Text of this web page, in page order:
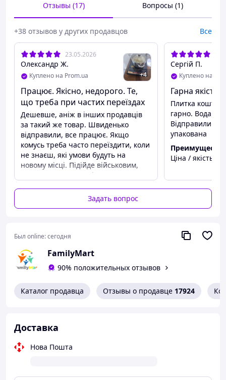
Отзывы (17) Вопросы (1)
+38 отзывов у других продавцов Все
23.05.2026
Олександр Ж.
Куплено на Prom.ua +4
Працює. Якісно, недорого. Те,
що треба при частих переїздах
Дешевше, аніж в інших продавців
за такий же товар. Швиденько
відправили, все працює. Якщо
комусь треба часто переїздити, коли
не знаєш, які умови будуть на
новому місці. Підійде військовим,
єдина вимога-наявність
Сергій П.
Куплено на
Гарна якість
Плитка коштує
гарно. Вода
Відправили
упакована
Преимущества
Ціна / якість
Задать вопрос
Был online:сегодня
FamilyMart
90% положительных отзывов
Каталог продавца Отзывы о продавце 17924
Доставка
Нова Пошта